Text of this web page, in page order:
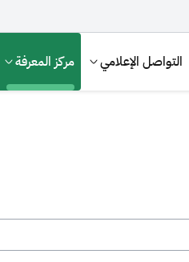
التواصل الإعلامي مركز المعرفة